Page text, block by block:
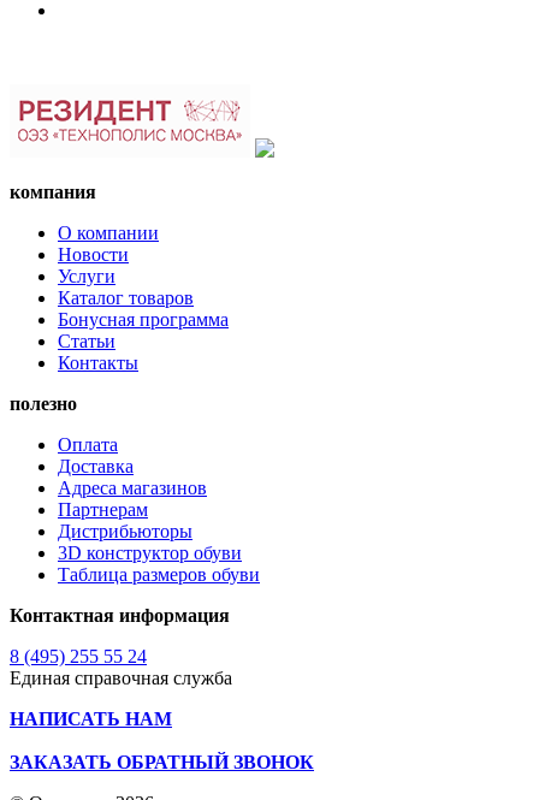
компания
О компании
Новости
Услуги
Каталог товаров
Бонусная программа
Статьи
Контакты
полезно
Оплата
Доставка
Адреса магазинов
Партнерам
Дистрибьюторы
3D конструктор обуви
Таблица размеров обуви
Контактная информация
8 (495) 255 55 24
Единая справочная служба
НАПИСАТЬ НАМ
ЗАКАЗАТЬ ОБРАТНЫЙ ЗВОНОК